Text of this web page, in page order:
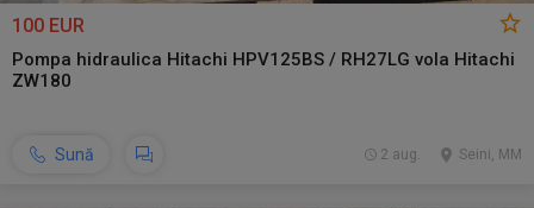
100 EUR
Pompa hidraulica Hitachi HPV125BS / RH27LG vola Hitachi
ZW180
Sună Seini, MM
2 aug.